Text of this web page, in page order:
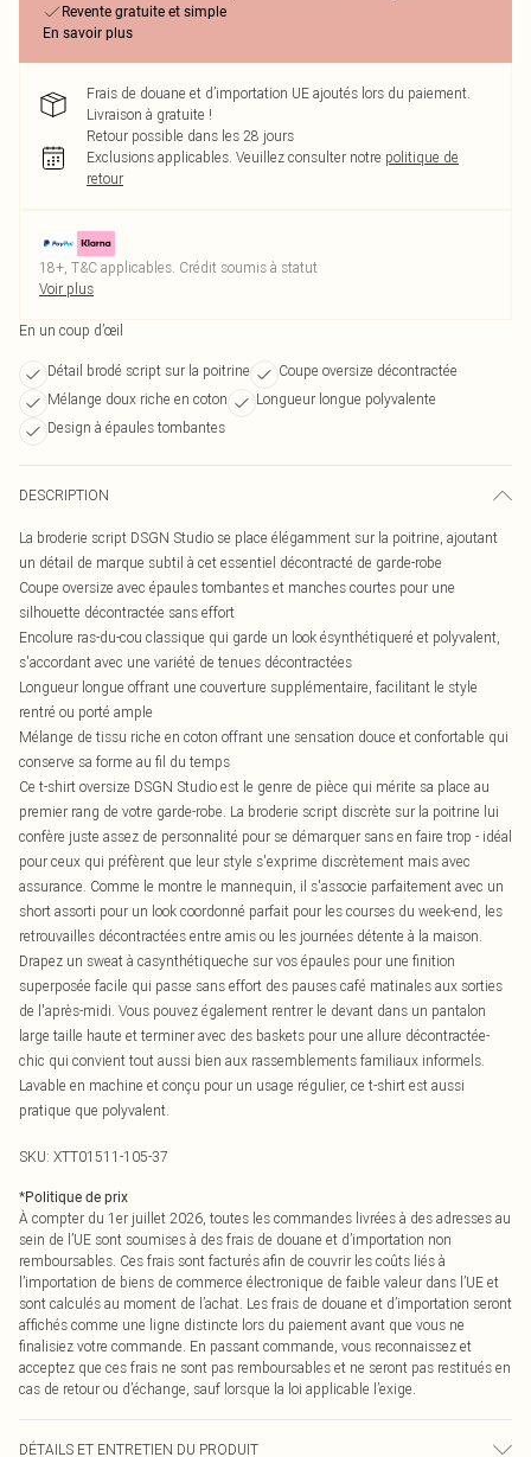
Revente gratuite et simple
En savoir plus
Frais de douane et d’importation UE ajoutés lors du paiement.
Livraison à gratuite !
Retour possible dans les 28 jours
Exclusions applicables. Veuillez consulter notre politique de
retour
18+, T&C applicables. Crédit soumis à statut
Voir plus
En un coup d’œil
Détail brodé script sur la poitrine
Coupe oversize décontractée
Mélange doux riche en coton
Longueur longue polyvalente
Design à épaules tombantes
DESCRIPTION
La broderie script DSGN Studio se place élégamment sur la poitrine, ajoutant
un détail de marque subtil à cet essentiel décontracté de garde-robe
Coupe oversize avec épaules tombantes et manches courtes pour une
silhouette décontractée sans effort
Encolure ras-du-cou classique qui garde un look ésynthétiqueré et polyvalent,
s'accordant avec une variété de tenues décontractées
Longueur longue offrant une couverture supplémentaire, facilitant le style
rentré ou porté ample
Mélange de tissu riche en coton offrant une sensation douce et confortable qui
conserve sa forme au fil du temps
Ce t-shirt oversize DSGN Studio est le genre de pièce qui mérite sa place au
premier rang de votre garde-robe. La broderie script discrète sur la poitrine lui
confère juste assez de personnalité pour se démarquer sans en faire trop - idéal
pour ceux qui préfèrent que leur style s'exprime discrètement mais avec
assurance. Comme le montre le mannequin, il s'associe parfaitement avec un
short assorti pour un look coordonné parfait pour les courses du week-end, les
retrouvailles décontractées entre amis ou les journées détente à la maison.
Drapez un sweat à casynthétiqueche sur vos épaules pour une finition
superposée facile qui passe sans effort des pauses café matinales aux sorties
de l'après-midi. Vous pouvez également rentrer le devant dans un pantalon
large taille haute et terminer avec des baskets pour une allure décontractée-
chic qui convient tout aussi bien aux rassemblements familiaux informels.
Lavable en machine et conçu pour un usage régulier, ce t-shirt est aussi
pratique que polyvalent.
SKU: XTT01511-105-37
*Politique de prix
À compter du 1er juillet 2026, toutes les commandes livrées à des adresses au
sein de l’UE sont soumises à des frais de douane et d’importation non
remboursables. Ces frais sont facturés afin de couvrir les coûts liés à
l’importation de biens de commerce électronique de faible valeur dans l’UE et
sont calculés au moment de l’achat. Les frais de douane et d’importation seront
affichés comme une ligne distincte lors du paiement avant que vous ne
finalisiez votre commande. En passant commande, vous reconnaissez et
acceptez que ces frais ne sont pas remboursables et ne seront pas restitués en
cas de retour ou d’échange, sauf lorsque la loi applicable l’exige.
DÉTAILS ET ENTRETIEN DU PRODUIT